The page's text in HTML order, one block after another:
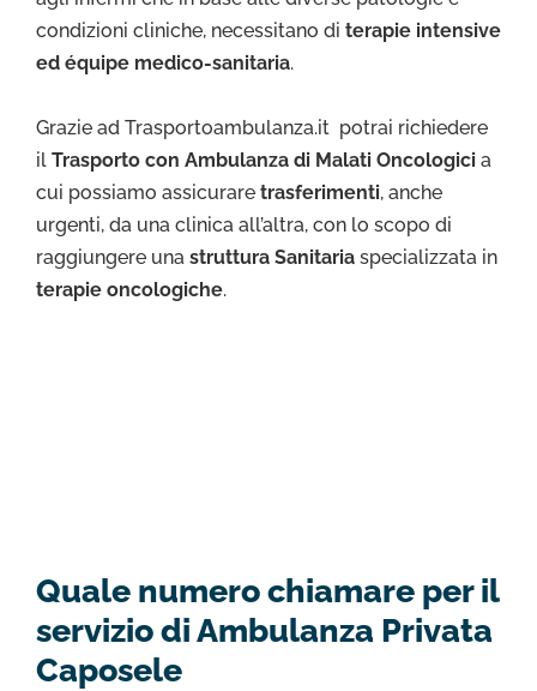
condizioni cliniche, necessitano di terapie intensive
ed équipe medico-sanitaria.
Grazie ad Trasportoambulanza.it potrai richiedere
il Trasporto con Ambulanza di Malati Oncologici a
cui possiamo assicurare trasferimenti, anche
urgenti, da una clinica all’altra, con lo scopo di
raggiungere una struttura Sanitaria specializzata in
terapie oncologiche.
Quale numero chiamare per il
servizio di Ambulanza Privata
Caposele